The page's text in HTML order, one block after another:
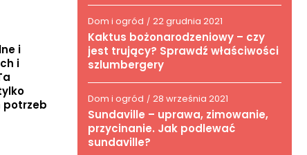
i
i
potrzeb
Dom i ogród / 22 grudnia 2021
Kaktus bożonarodzeniowy – czy
jest trujący? Sprawdź właściwości
szlumbergery
Dom i ogród / 28 września 2021
Sundaville – uprawa, zimowanie,
przycinanie. Jak podlewać
sundaville?